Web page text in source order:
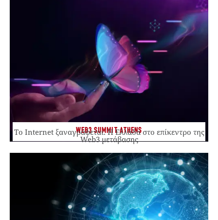
WEB3 SUMMIT ATHENS
Το Internet ξαναγράφεται. Η Ελλάδα στο επίκεντρο της
Web3 μετάβασης